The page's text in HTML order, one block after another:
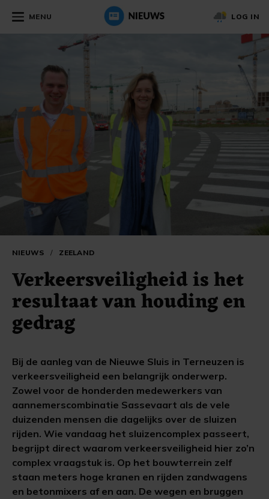
MENU LOG IN
NIEUWS / ZEELAND
Verkeersveiligheid is het
resultaat van houding en
gedrag
Bij de aanleg van de Nieuwe Sluis in Terneuzen is
verkeersveiligheid een belangrijk onderwerp.
Zowel voor de honderden medewerkers van
aannemerscombinatie Sassevaart als de vele
duizenden mensen die dagelijks over de sluizen
rijden. Wie vandaag het sluizencomplex passeert,
begrijpt direct waarom verkeersveiligheid hier zo’n
complex vraagstuk is. Op het bouwterrein zelf
staan meters hoge kranen en rijden zandwagens
en betonmixers af en aan. De wegen en bruggen